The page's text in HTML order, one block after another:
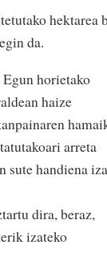
hektarea
da.
horietako
haize
arreta
sute handiena
dira, beraz,
izateko